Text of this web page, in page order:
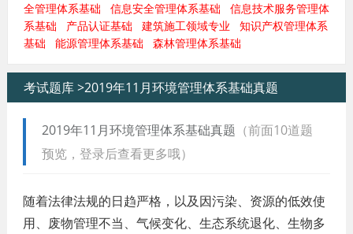
全管理体系基础
信息安全管理体系基础
信息技术服务管理体
系基础
产品认证基础 建筑施工领域专业
知识产权管理体系
基础
能源管理体系基础 森林管理体系基础
考试题库 >2019年11月环境管理体系基础真题
2019年11月环境管理体系基础真题 （前面10道题
预览，登录后查看更多哦）
随着法律法规的日趋严格，以及因污染、资源的低效使
用、废物管理不当、气候变化、生态系统退化、生物多